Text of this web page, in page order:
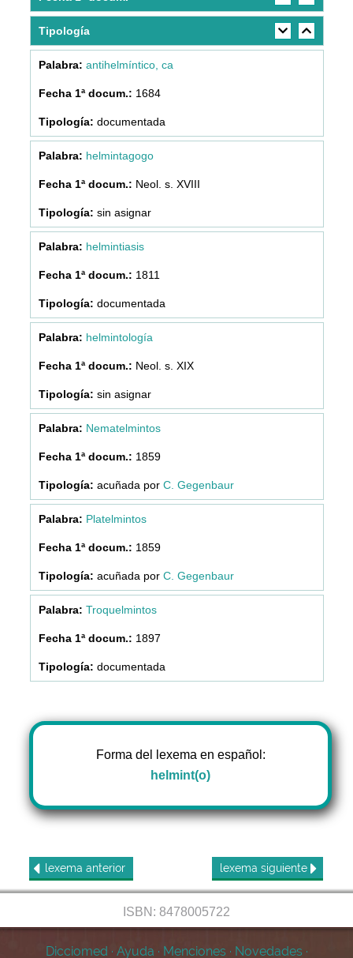
Tipología
antihelmíntico, ca
1684
documentada
helmintagogo
Neol. s. XVIII
sin asignar
helmintiasis
1811
documentada
helmintología
Neol. s. XIX
sin asignar
Nematelmintos
1859
acuñada por C. Gegenbaur
Platelmintos
1859
acuñada por C. Gegenbaur
Troquelmintos
1897
documentada
Forma del lexema en español:
helmint(o)
lexema anterior lexema siguiente
ISBN: 8478005722
Dicciomed · Ayuda · Menciones · Novedades ·